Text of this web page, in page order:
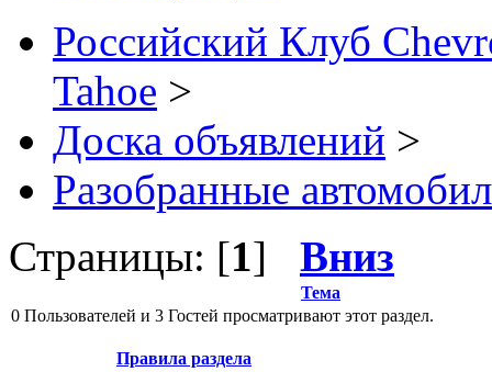
Российский Клуб
Tahoe >
Доска объявлений >
Разобранные
Страницы: [1] Вниз
Тема
0 Пользователей и 3 Гостей просматривают этот раздел.
Правила раздела